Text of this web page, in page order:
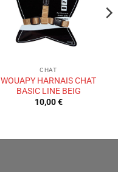
CHAT
WOUAPY HARNAIS CHAT
BASIC LINE BEIG
10,00€